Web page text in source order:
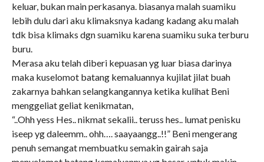
keluar, bukan main perkasanya. biasanya malah suamiku
lebih dulu dari aku klimaksnya kadang kadang aku malah
tdk bisa klimaks dgn suamiku karena suamiku suka terburu
buru.
Merasa aku telah diberi kepuasan yg luar biasa darinya
maka kuselomot batang kemaluannya kujilat jilat buah
zakarnya bahkan selangkangannya ketika kulihat Beni
menggeliat geliat kenikmatan,
“..Ohh yess Hes.. nikmat sekalii.. teruss hes.. lumat penisku
iseep yg daleemm.. ohh…. saayaangg..!!” Beni mengerang
penuh semangat membuatku semakin gairah saja